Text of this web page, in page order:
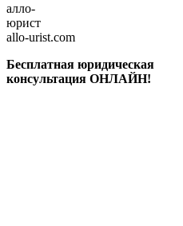
алло-
юрист
allo-urist.com
Бесплатная юридическая
консультация ОНЛАЙН!